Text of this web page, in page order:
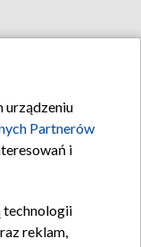
urządzeniu
Partnerów
i
technologii
reklam,